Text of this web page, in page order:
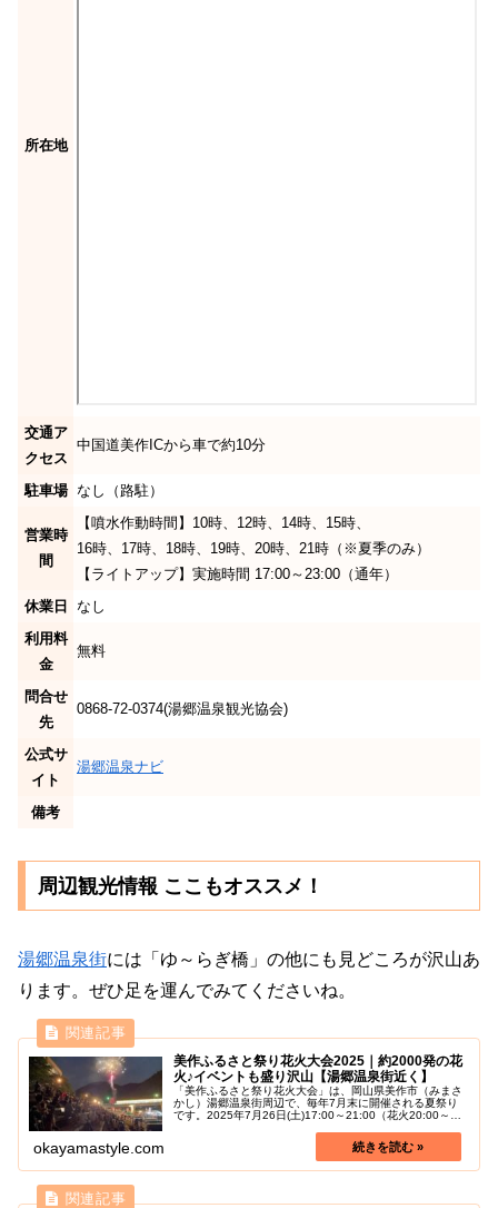
所在地
交通ア
クセス
中国道美作ICから車で約10分
駐車場 なし（路駐）
営業時
間
【噴水作動時間】10時、12時、14時、15時、
16時、17時、18時、19時、20時、21時（※夏季のみ）
【ライトアップ】実施時間 17:00～23:00（通年）
休業日
なし
利用料
金
無料
問合せ
先
0868-72-0374(湯郷温泉観光協会)
公式サ
イト
湯郷温泉ナビ
備考
周辺観光情報 ここもオススメ！
湯郷温泉街には「ゆ～らぎ橋」の他にも見どころが沢山あ
ります。ぜひ足を運んでみてくださいね。
美作ふるさと祭り花火大会2025｜約2000発の花
火♪イベントも盛り沢山【湯郷温泉街近く】
「美作ふるさと祭り花火大会」は、岡山県美作市（みまさ
かし）湯郷温泉街周辺で、毎年7月末に開催される夏祭り
です。2025年7月26日(土)17:00～21:00（花火20:00～
okayamastyle.com